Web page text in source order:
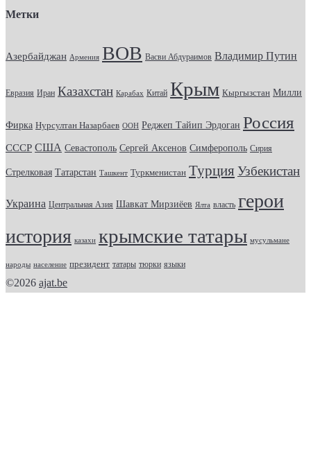
Метки
Азербайджан Армения ВОВ Васви Абдураимов Владимир Путин
Евразия Иран Казахстан Карабах Китай Крым Кыргызстан Милли
Фирка Нурсултан Назарбаев ООН Реджеп Тайип Эрдоган Россия
СССР США Севастополь Сергей Аксенов Симферополь Сирия
Стрелковая Татарстан Ташкент Туркменистан Турция Узбекистан
Украина Центральная Азия Шавкат Мирзиёев Ялта власть герои
история казахи крымские татары мусульмане
народы население президент татары тюрки языки
©2026 ajat.be